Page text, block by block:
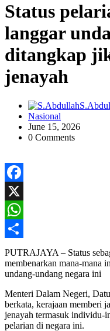
Status
langgar
ditangkap
jenayah
Nasional
June 15, 2026
0 Comments
Facebook
X
WhatsApp
Share
PUTRAJAYA – Status
membenarkan mana-mana
undang-undang negara ini
Menteri Dalam Negeri,
berkata, kerajaan memberi
jenayah termasuk individu-
pelarian di negara ini.